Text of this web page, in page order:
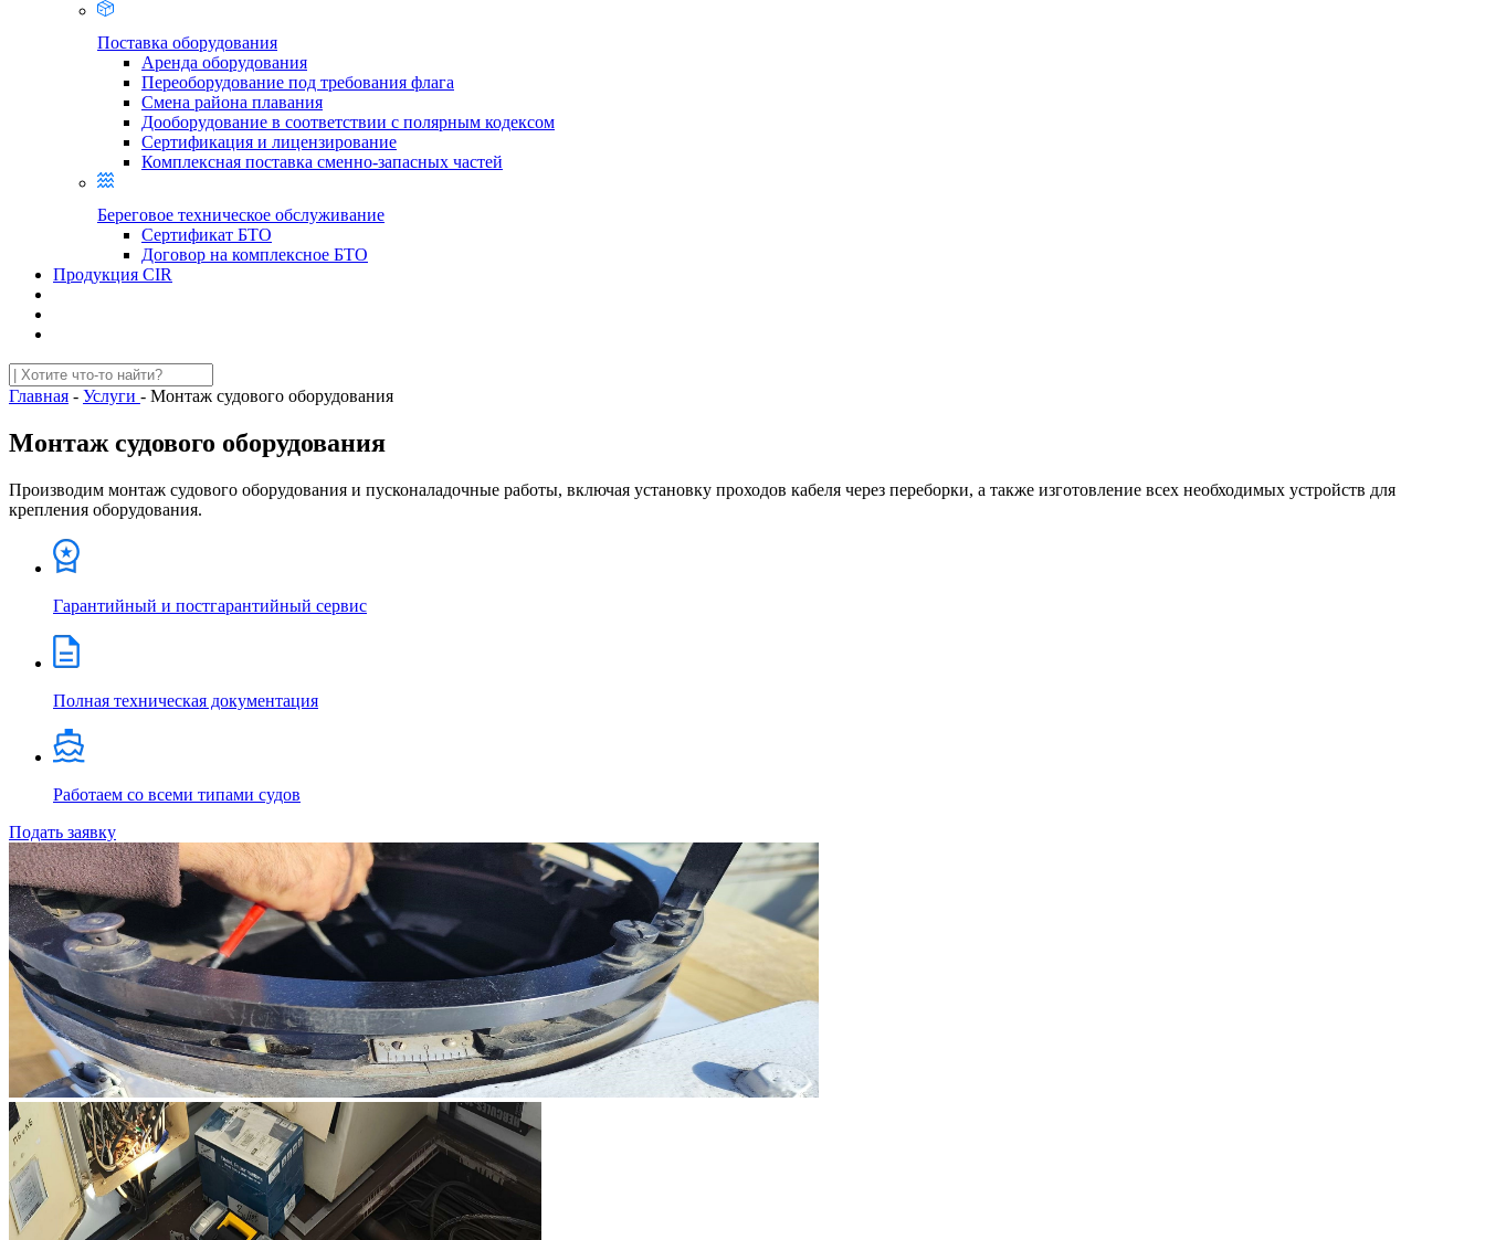
Поставка оборудования
Аренда оборудования
Переоборудование под требования флага
Смена района плавания
Дооборудование в соответствии с полярным кодексом
Сертификация и лицензирование
Комплексная поставка сменно-запасных частей
Береговое техническое обслуживание
Сертификат БТО
Договор на комплексное БТО
Продукция CIR
Главная - Услуги - Монтаж судового оборудования
Монтаж судового оборудования
Производим монтаж судового оборудования и пусконаладочные работы, включая установку проходов кабеля через переборки, а также изготовление всех необходимых устройств для
крепления оборудования.
Гарантийный и постгарантийный сервис
Полная техническая документация
Работаем со всеми типами судов
Подать заявку